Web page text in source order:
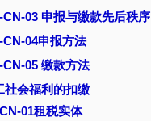
CN-03 申报与缴款先后秩序
CN-04申报方法
CN-05 缴款方法
社会福利的扣缴
01租税实体